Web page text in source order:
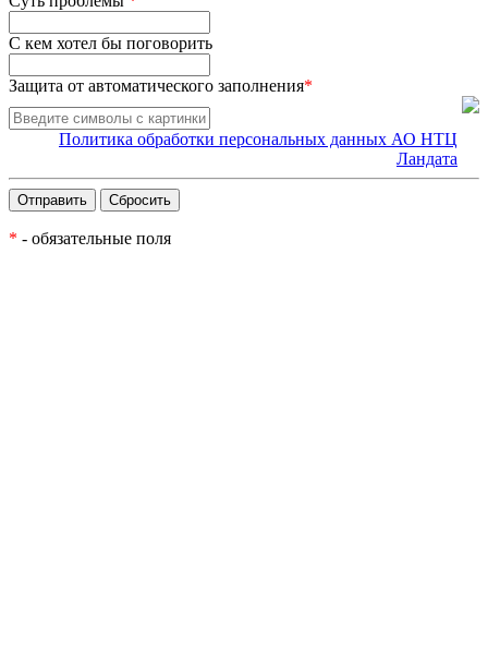
С кем хотел бы поговорить
Защита от автоматического заполнения*
Политика обработки персональных данных АО НТЦ
Ландата
* - обязательные поля